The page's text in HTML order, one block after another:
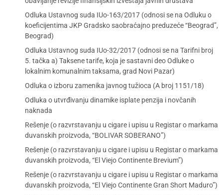
Odluka Ustavnog suda IUo-163/2017 (odnosi se na Odluku o
koeficijentima JKP Gradsko saobraćajno preduzeće “Beograd”,
Beograd)
Odluka Ustavnog suda IUo-32/2017 (odnosi se na Tarifni broj
5. tačka a) Taksene tarife, koja je sastavni deo Odluke o
lokalnim komunalnim taksama, grad Novi Pazar)
Odluka o izboru zamenika javnog tužioca (A broj 1151/18)
Odluka o utvrđivanju dinamike isplate penzija i novčanih
naknada
Rešenje (o razvrstavanju u cigare i upisu u Registar o markama
duvanskih proizvoda, “BOLIVAR SOBERANO”)
Rešenje (o razvrstavanju u cigare i upisu u Registar o markama
duvanskih proizvoda, “El Viejo Continente Brevium”)
Rešenje (o razvrstavanju u cigare i upisu u Registar o markama
duvanskih proizvoda, “El Viejo Continente Gran Short Maduro”)